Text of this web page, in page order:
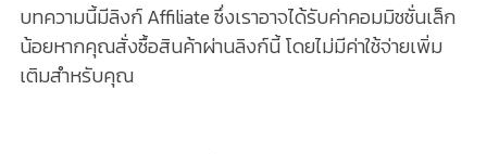
บทความนี้มีลิงก์ Affiliate ซึ่งเราอาจได้รับค่าคอมมิชชั่นเล็ก
น้อยหากคุณสั่งซื้อสินค้าผ่านลิงก์นี้ โดยไม่มีค่าใช้จ่ายเพิ่ม
เติมสำหรับคุณ